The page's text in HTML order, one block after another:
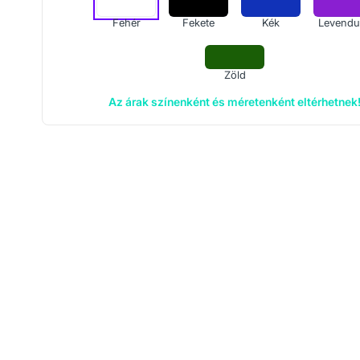
Fehér Fekete Kék
Zöld
Az árak színenként és méretenként eltérhetnek!